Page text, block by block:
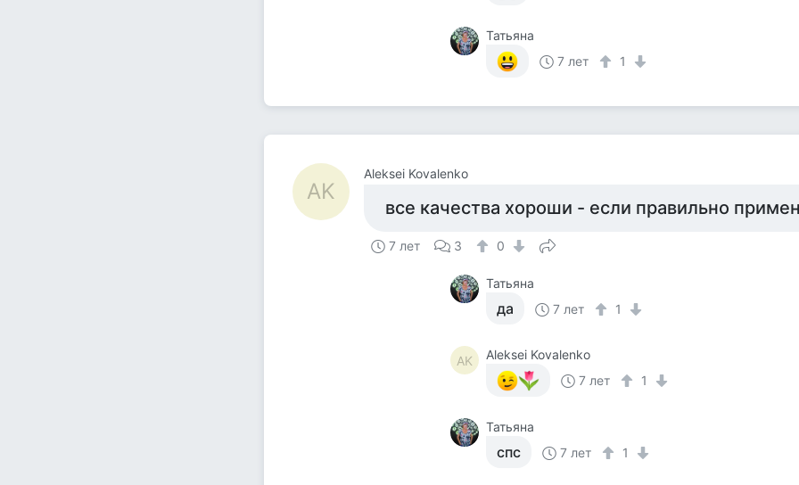
Татьяна
7 лет
1
AK
Aleksei Kovalenko
все качества хороши - если правильно
7 лет 3 0
Татьяна
да 7 лет 1
AK
Aleksei Kovalenko
7 лет
1
Татьяна
спс 7 лет 1